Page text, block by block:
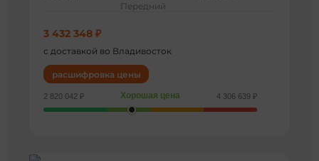
Передний
3 432 348 ₽
с доставкой во Владивосток
расшифровка цены
2 820 042 ₽ Хорошая цена 4 306 639 ₽